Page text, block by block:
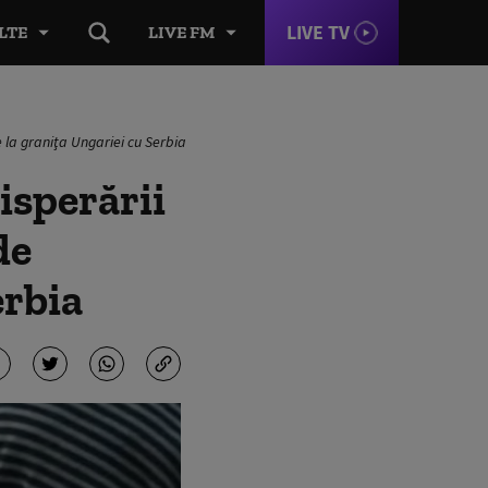
LIVE FM LIVE TV
graniţa Ungariei cu Serbia